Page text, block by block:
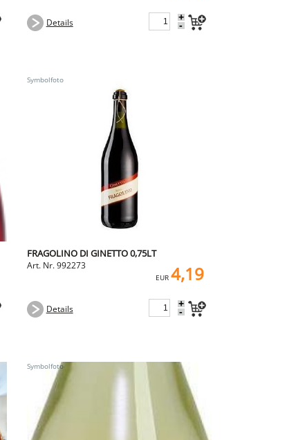
Details +
-
FRAGOLINO DI GINETTO 0,75LT
Art. Nr. 992273
EUR 4,19
Details +
-